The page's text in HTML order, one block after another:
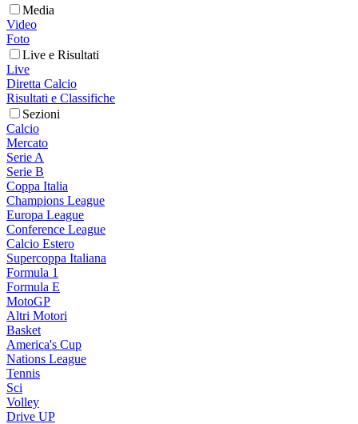
Media
Video
Foto
Live e Risultati
Live
Diretta Calcio
Risultati e Classifiche
Sezioni
Calcio
Mercato
Serie A
Serie B
Coppa Italia
Champions League
Europa League
Conference League
Calcio Estero
Supercoppa Italiana
Formula 1
Formula E
MotoGP
Altri Motori
Basket
America's Cup
Nations League
Tennis
Sci
Volley
Drive UP